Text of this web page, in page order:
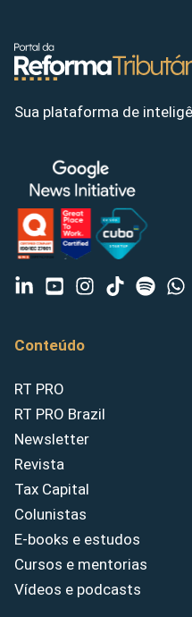
Sua plataforma de
Conteúdo
RT PRO
RT PRO Brazil
Newsletter
Revista
Tax Capital
Colunistas
E-books e estudos
Cursos e mentorias
Vídeos e podcasts